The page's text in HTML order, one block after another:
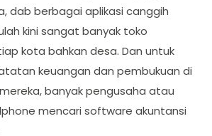
dab berbagai aplikasi canggih
kini sangat banyak toko
kota bahkan desa. Dan untuk
keuangan dan pembukuan di
banyak pengusaha atau
mencari software akuntansi